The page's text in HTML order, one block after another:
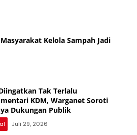
Kelola Sampah Jadi
Tak Terlalu
KDM, Warganet Soroti
Dukungan Publik
Juli 29, 2026